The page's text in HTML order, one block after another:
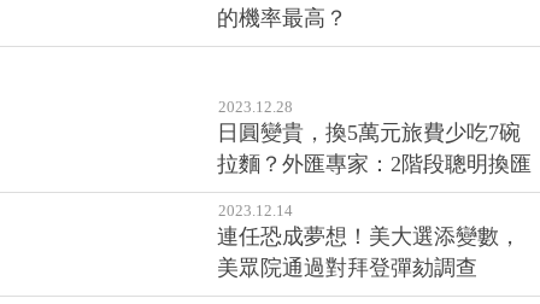
的機率最高？
2023.12.28
日圓變貴，換5萬元旅費少吃7碗
拉麵？外匯專家：2階段聰明換匯
2023.12.14
連任恐成夢想！美大選添變數，
美眾院通過對拜登彈劾調查